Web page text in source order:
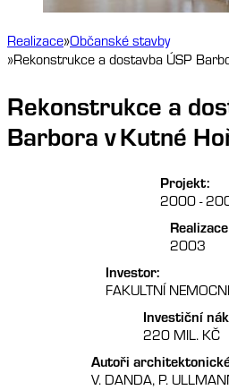
Realizace Občanské stavby
Rekonstrukce a dostavba ÚSP
Rekonstrukce a
Barbora v Kutné
Projekt:
2000 -
2003
Investor:
FAKULTNÍ
Investiční
220 MIL. KČ
Autoři
V. DANDA, P.